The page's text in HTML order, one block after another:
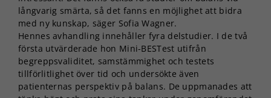
långvarig smärta, så det fanns en möjlighet att bidra
med ny kunskap, säger Sofia Wagner.
Hennes avhandling innehåller fyra delstudier. I de två
första utvärderade hon Mini-BESTest utifrån
begreppsvaliditet, samstämmighet och testets
tillförlitlighet över tid och undersökte även
patienternas perspektiv på balans. De uppmanades att